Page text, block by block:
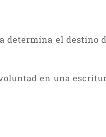
determina el destino
en una